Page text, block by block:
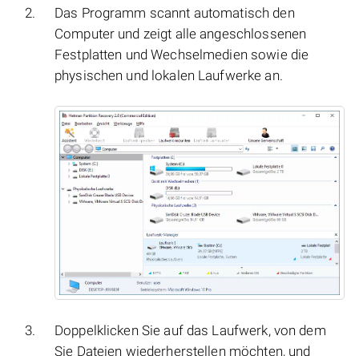
Das Programm scannt automatisch den
Computer und zeigt alle angeschlossenen
Festplatten und Wechselmedien sowie die
physischen und lokalen Laufwerke an.
Doppelklicken Sie auf das Laufwerk, von dem
Sie Dateien wiederherstellen möchten, und